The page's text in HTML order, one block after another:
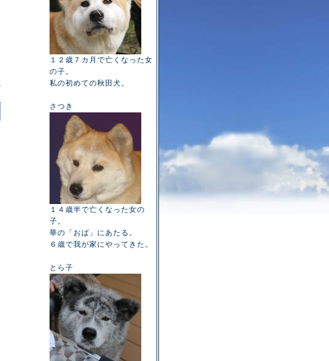
１２歳７カ月で亡くなった女
の子。
私の初めての秋田犬。
さつき
１４歳半で亡くなった女の
子。
華の「おば」にあたる。
６歳で我が家にやってきた。
とら子